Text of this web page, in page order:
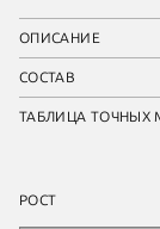
ОПИСАНИЕ
СОСТАВ
ТАБЛИЦА ТОЧНЫХ
РОСТ